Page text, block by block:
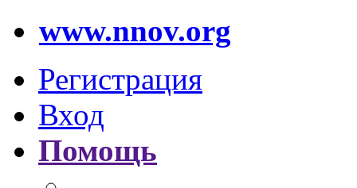
www.nnov.org
Регистрация
Вход
Помощь